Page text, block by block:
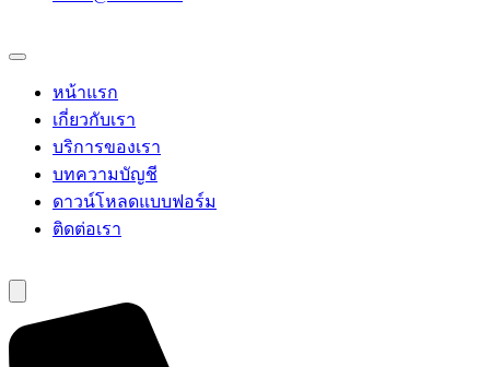
หน้าแรก
เกี่ยวกับเรา
บริการของเรา
บทความบัญชี
ดาวน์โหลดแบบฟอร์ม
ติดต่อเรา